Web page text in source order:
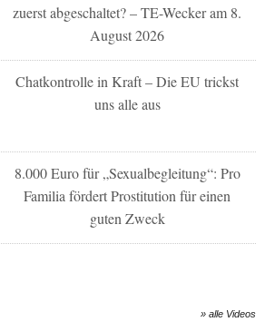
zuerst abgeschaltet? – TE-Wecker am 8.
August 2026
Chatkontrolle in Kraft – Die EU trickst
uns alle aus
8.000 Euro für „Sexualbegleitung“: Pro
Familia fördert Prostitution für einen
guten Zweck
» alle Videos